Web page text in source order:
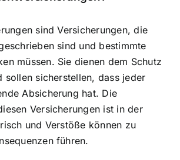
sindVersicherungen, die
sind und bestimmte
müssen. Sie dienen dem Schutz
sollen sicherstellen, dass jeder
Absicherung hat. Die
Versicherungen ist in der
und Verstöße können zu
führen.